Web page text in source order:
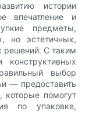
истории
впечатление и
предметы,
но эстетичных,
решений. С таким
выбор
— предоставить
которые помогут
по упаковке,